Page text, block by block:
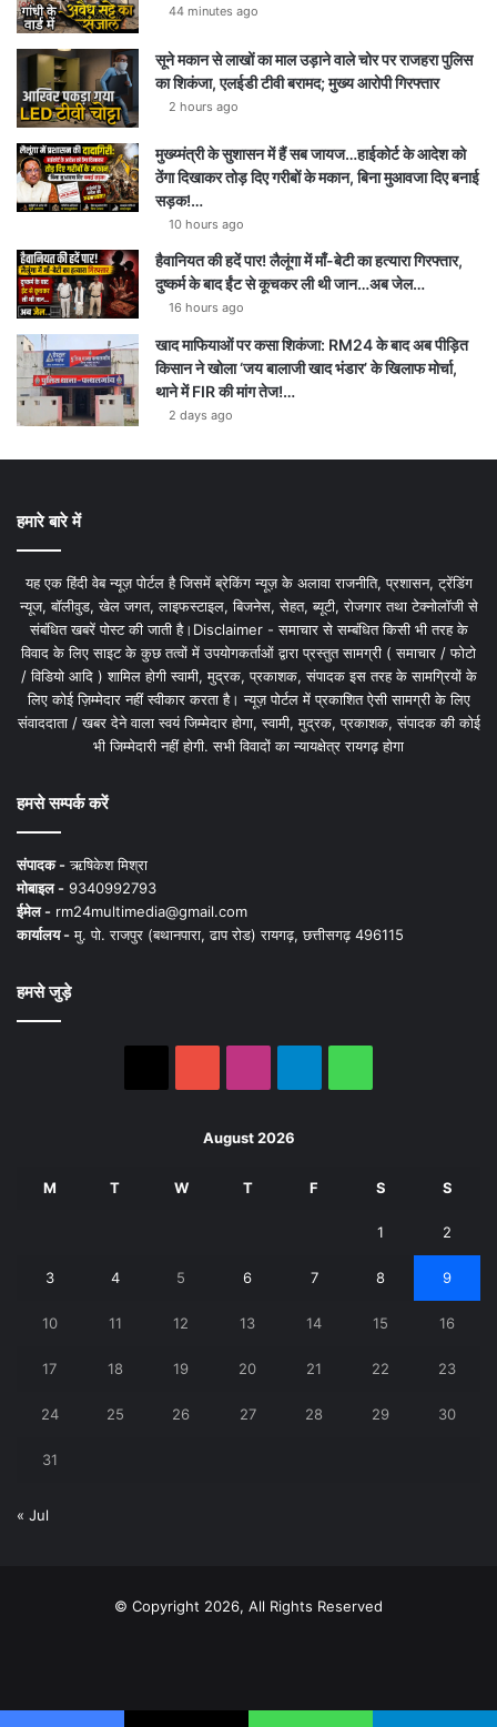
44 minutes ago
सूने मकान से लाखों का माल उड़ाने वाले चोर पर राजहरा पुलिस
का शिकंजा, एलईडी टीवी बरामद; मुख्य आरोपी गिरफ्तार
2 hours ago
मुख्य्मंत्री के सुशासन में हैं सब जायज…हाईकोर्ट के आदेश को
ठेंगा दिखाकर तोड़ दिए गरीबों के मकान, बिना मुआवजा दिए बनाई
सड़क!…
10 hours ago
हैवानियत की हदें पार! लैलूंगा में माँ-बेटी का हत्यारा गिरफ्तार,
दुष्कर्म के बाद ईंट से कूचकर ली थी जान…अब जेल…
16 hours ago
खाद माफियाओं पर कसा शिकंजा: RM24 के बाद अब पीड़ित
किसान ने खोला ‘जय बालाजी खाद भंडार’ के खिलाफ मोर्चा,
थाने में FIR की मांग तेज!…
2 days ago
हमारे बारे में
यह एक हिंदी वेब न्यूज़ पोर्टल है जिसमें ब्रेकिंग न्यूज़ के अलावा राजनीति, प्रशासन, ट्रेंडिंग
न्यूज, बॉलीवुड, खेल जगत, लाइफस्टाइल, बिजनेस, सेहत, ब्यूटी, रोजगार तथा टेक्नोलॉजी से
संबंधित खबरें पोस्ट की जाती है।Disclaimer - समाचार से सम्बंधित किसी भी तरह के
विवाद के लिए साइट के कुछ तत्वों में उपयोगकर्ताओं द्वारा प्रस्तुत सामग्री ( समाचार / फोटो
/ विडियो आदि ) शामिल होगी स्वामी, मुद्रक, प्रकाशक, संपादक इस तरह के सामग्रियों के
लिए कोई ज़िम्मेदार नहीं स्वीकार करता है। न्यूज़ पोर्टल में प्रकाशित ऐसी सामग्री के लिए
संवाददाता / खबर देने वाला स्वयं जिम्मेदार होगा, स्वामी, मुद्रक, प्रकाशक, संपादक की कोई
भी जिम्मेदारी नहीं होगी. सभी विवादों का न्यायक्षेत्र रायगढ़ होगा
हमसे सम्पर्क करें
संपादक -ऋषिकेश मिश्रा
मोबाइल - 9340992793
ईमेल - rm24multimedia@gmail.com
कार्यालय -मु. पो. राजपुर (बथानपारा, ढाप रोड) रायगढ़, छत्तीसगढ़ 496115
हमसे जुड़े
August 2026
M T W T F S S
1 2
3 4 5 6 7 8 9
10 11 12 13 14 15 16
17 18 19 20 21 22 23
24 25 26 27 28 29 30
31
« Jul
© Copyright 2026, All Rights Reserved